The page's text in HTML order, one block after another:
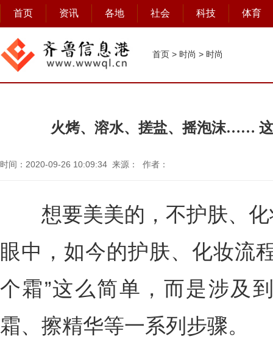
首页 资讯 各地 社会 科技 体育
首页 > 时尚 > 时尚
火烤、溶水、搓盐、摇泡沫……
时间：2020-09-26 10:09:34 来源： 作者：
想要美美的，不护肤、化
眼中，如今的护肤、化妆流
个霜”这么简单，而是涉及
霜、擦精华等一系列步骤。